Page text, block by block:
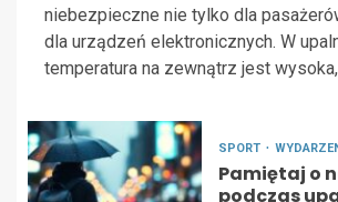
niebezpieczne nie tylko dla
dla urządzeń elektronicznych. W
temperatura na zewnątrz jest
SPORT
Pamiętaj o
podczas